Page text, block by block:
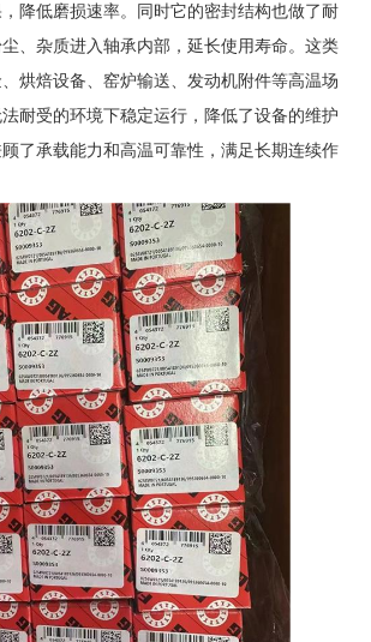
降低磨损速率。同时它的密封结构也做了耐
、杂质进入轴承内部，延长使用寿命。这类
烘焙设备、窑炉输送、发动机附件等高温场
耐受的环境下稳定运行，降低了设备的维护
了承载能力和高温可靠性，满足长期连续作